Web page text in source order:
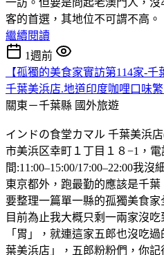
客的首選，其地位不可謂不高。
繼續閱讀
1週前
【孤獨的美食家實訪第114家-
千葉美浜店.地道印度咖哩口味
關東－千葉縣 國外旅遊
インドの食堂カマル 千葉美浜
市美浜区幸町１丁目１８−1，電
間:11:00–15:00/17:00–22:00我
東京都外，跑最勤的應該是千
要整理一篇單一縣的孤獨美食
目前為止我大概只剩一兩家沒
「胃」，就連這家五郎也沒吃
葉美浜店」，五郎粉粉們，你